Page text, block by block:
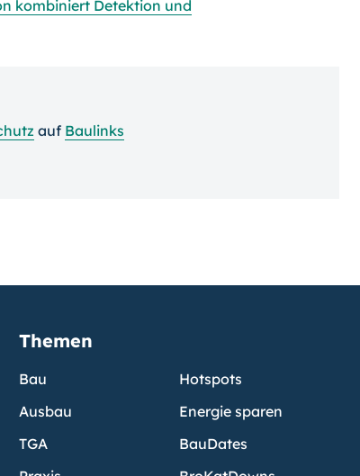
kombiniert Detektion und
auf Baulinks
Themen
Bau
Ausbau
TGA
Hotspots
Energie sparen
BauDates